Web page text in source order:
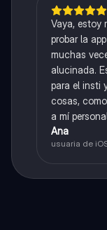
Vaya, estoy
probar la
muchas
alucinada.
para el insti
cosas,
a mí
Ana
usuaria de